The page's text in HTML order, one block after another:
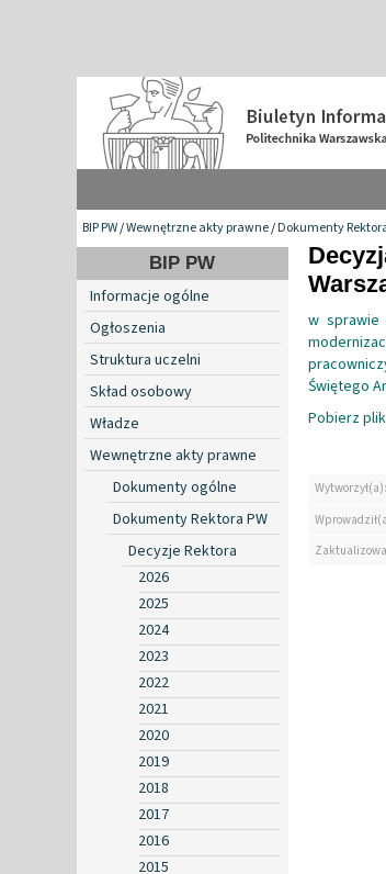
BIP PW/Wewnętrzne akty prawne/Dokumenty
BIP PW
Informacje ogólne
Ogłoszenia
Struktura uczelni
Skład osobowy
Władze
Wewnętrzne akty prawne
Dokumenty ogólne
Dokumenty Rektora PW
Decyzje Rektora
2026
2025
2024
2023
2022
2021
2020
2019
2018
2017
2016
2015
w sprawie
Świętego
Pobierz plik